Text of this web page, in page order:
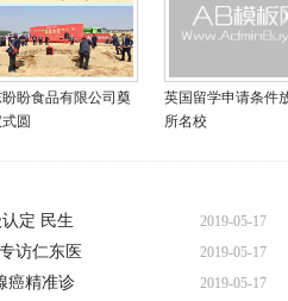
盼盼食品有限公司奠
圆
英国留学申请条件
所名校
定 民生
2019-05-17
访仁东医 2019-05-17
癌精准诊 2019-05-17